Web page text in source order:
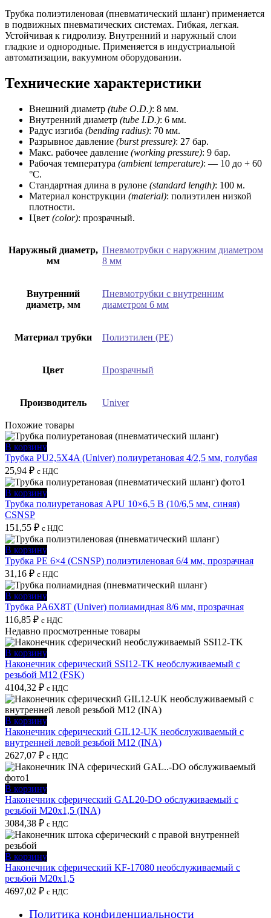
Трубка полиэтиленовая (пневматический шланг) применяется
в подвижных пневматических системах. Гибкая, легкая.
Устойчивая к гидролизу. Внутренний и наружный слои
гладкие и однородные. Применяется в индустриальной
автоматизации, вакуумном оборудовании.
Технические характеристики
Внешний диаметр (tube O.D.): 8 мм.
Внутренний диаметр (tube I.D.): 6 мм.
Радус изгиба (bending radius): 70 мм.
Разрывное давление (burst pressure): 27 бар.
Макс. рабочее давление (working pressure): 9 бар.
Рабочая температура (ambient temperature): — 10 до + 60
°C.
Стандартная длина в рулоне (standard length): 100 м.
Материал конструкции (material): полиэтилен низкой
плотности.
Цвет (color): прозрачный.
Наружный диаметр,
мм
Пневмотрубки с наружним диаметром
8 мм
Внутренний
диаметр, мм
Пневмотрубки с внутренним
диаметром 6 мм
Материал трубки Полиэтилен (PE)
Цвет Прозрачный
Производитель Univer
Похожие товары
В корзину
Трубка PU2,5X4A (Univer) полиуретановая 4/2,5 мм, голубая
25,94 ₽ с НДС
В корзину
Трубка полиуретановая APU 10×6,5 B (10/6,5 мм, синяя)
CSNSP
151,55 ₽ с НДС
В корзину
Трубка PE 6×4 (CSNSP) полиэтиленовая 6/4 мм, прозрачная
31,16 ₽ с НДС
В корзину
Трубка PA6X8T (Univer) полиамидная 8/6 мм, прозрачная
116,85 ₽ с НДС
Недавно просмотренные товары
В корзину
Наконечник сферический SSI12-TK необслуживаемый с
резьбой M12 (FSK)
4104,32 ₽ с НДС
В корзину
Наконечник сферический GIL12-UK необслуживаемый с
внутренней левой резьбой M12 (INA)
2627,07 ₽ с НДС
В корзину
Наконечник сферический GAL20-DO обслуживаемый с
резьбой M20x1,5 (INA)
3084,38 ₽ с НДС
В корзину
Наконечник сферический KF-17080 необслуживаемый с
резьбой M20x1,5
4697,02 ₽ с НДС
Политика конфиденциальности